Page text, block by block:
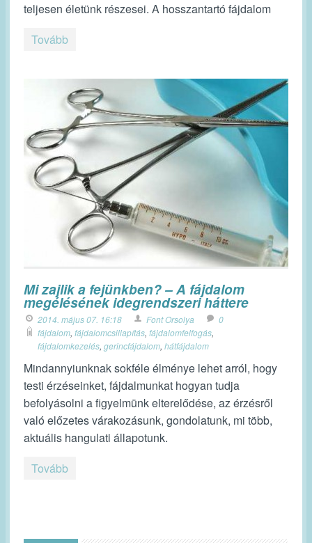
teljesen életünk részesei. A hosszantartó fájdalom
Tovább
Mi zajlik a fejünkben? – A fájdalom
megélésének idegrendszeri háttere
2014. május 07. 16:18 Font Orsolya
0
fájdalom, fájdalomcsillapítás, fájdalomfelfogás,
fájdalomkezelés, gerincfájdalom, hátfájdalom
Mindannyiunknak sokféle élménye lehet arról, hogy
testi érzéseinket, fájdalmunkat hogyan tudja
befolyásolni a figyelmünk elterelődése, az érzésről
való előzetes várakozásunk, gondolatunk, mi több,
aktuális hangulati állapotunk.
Tovább